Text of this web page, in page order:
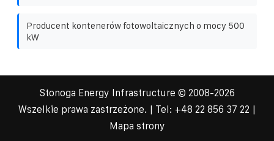
Producent kontenerów fotowoltaicznych o mocy 500
kW
Stonoga Energy Infrastructure © 2008-2026
Wszelkie prawa zastrzeżone. | Tel: +48 22 856 37 22
Mapa strony